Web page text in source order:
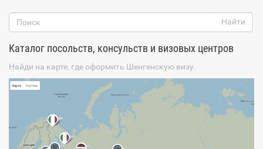
Каталог посольств, консульств и визовых центров
Найди на карте, где оформить Шенгенскую визу.